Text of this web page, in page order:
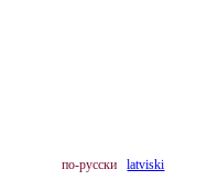
по-русски latviski